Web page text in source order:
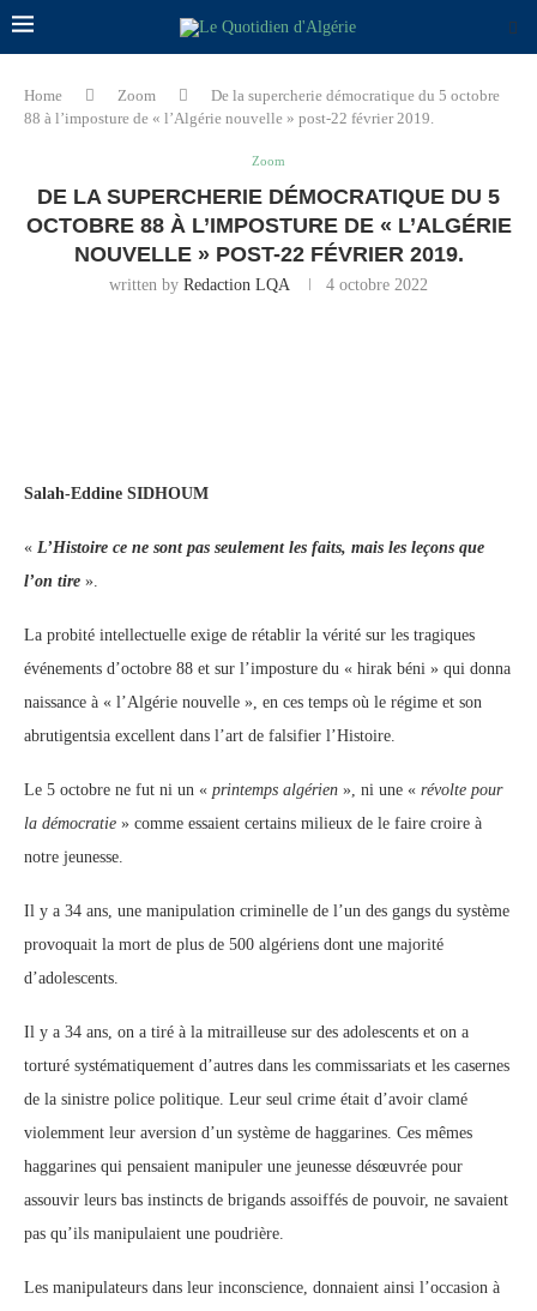
Home Zoom
De la supercherie démocratique du 5 octobre
88 à l’imposture de « l’Algérie nouvelle » post-22 février 2019.
Zoom
DE LA SUPERCHERIE DÉMOCRATIQUE DU 5
OCTOBRE 88 À L’IMPOSTURE DE « L’ALGÉRIE
NOUVELLE » POST-22 FÉVRIER 2019.
written by Redaction LQA 4 octobre 2022
Salah-Eddine SIDHOUM
« L’Histoire ce ne sont pas seulement les faits, mais les leçons que
l’on tire ».
La probité intellectuelle exige de rétablir la vérité sur les tragiques
événements d’octobre 88 et sur l’imposture du « hirak béni » qui donna
naissance à « l’Algérie nouvelle », en ces temps où le régime et son
abrutigentsia excellent dans l’art de falsifier l’Histoire.
Le 5 octobre ne fut ni un « printemps algérien », ni une « révolte pour
la démocratie » comme essaient certains milieux de le faire croire à
notre jeunesse.
Il y a 34 ans, une manipulation criminelle de l’un des gangs du système
provoquait la mort de plus de 500 algériens dont une majorité
d’adolescents.
Il y a 34 ans, on a tiré à la mitrailleuse sur des adolescents et on a
torturé systématiquement d’autres dans les commissariats et les casernes
de la sinistre police politique. Leur seul crime était d’avoir clamé
violemment leur aversion d’un système de haggarines. Ces mêmes
haggarines qui pensaient manipuler une jeunesse désœuvrée pour
assouvir leurs bas instincts de brigands assoiffés de pouvoir, ne savaient
pas qu’ils manipulaient une poudrière.
Les manipulateurs dans leur inconscience, donnaient ainsi l’occasion à